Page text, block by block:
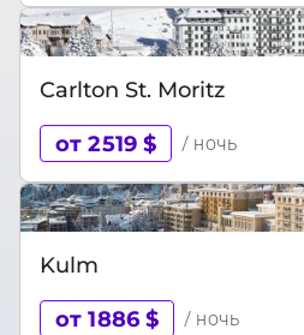
Carlton St. Moritz
от 2519 $ / ночь
Kulm
от 1886 $ / ночь